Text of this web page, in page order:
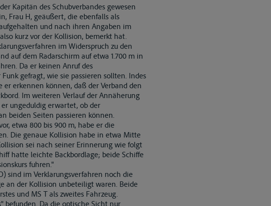
Kapitän des Schubverbandes gewesen
Frau H, geäußert, die ebenfalls als
und nach ihren Angaben im
kurz vor der Kollision, bemerkt hat.
im Widerspruch zu den
auf dem Radarschirm auf etwa 1.700 m in
Da er keinen Anruf des
gefragt, wie sie passieren sollten. Indes
erkennen können, daß der Verband den
Im weiteren Verlauf der Annäherung
ungeduldig erwartet, ob der
beiden Seiten passieren können.
etwa 800 bis 900 m, habe er die
Die genaue Kollision habe in etwa Mitte
sei nach seiner Erinnerung wie folgt
hatte leichte Backbordlage; beide Schiffe
fuhren."
sind im Verklarungsverfahren noch die
an der Kollision unbeteiligt waren. Beide
und MS T als zweites Fahrzeug.
befunden. Da die optische Sicht nur